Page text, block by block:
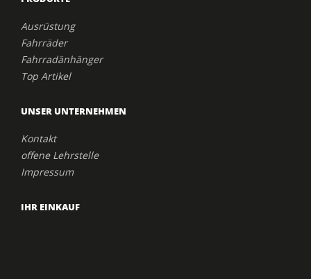
Ausrüstung
Fahrräder
Fahrradänhänger
Top Artikel
UNSER UNTERNEHMEN
Kontakt
offene Lehrstelle
Impressum
IHR EINKAUF